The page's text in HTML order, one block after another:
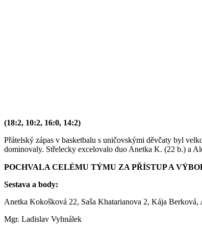
(18:2, 10:2, 16:0, 14:2)
Přátelský zápas v basketbalu s uničovskými děvčaty byl
dominovaly. Střelecky excelovalo duo Anetka K. (22 b.) a
POCHVALA CELÉMU TÝMU ZA PŘÍSTUP A
Sestava a body:
Anetka Kokošková 22, Saša Khatarianova 2, Kája
Mgr. Ladislav Vyhnálek